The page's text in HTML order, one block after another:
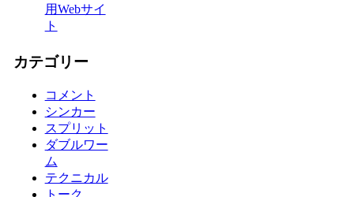
用Webサイ
ト
カテゴリー
コメント
シンカー
スプリット
ダブルワー
ム
テクニカル
トーク